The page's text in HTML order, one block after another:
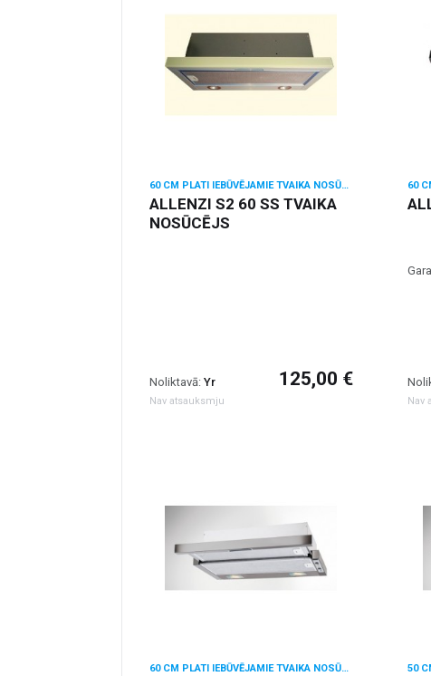
60 CM PLATI IEBŪVĒJAMIE TVAIKA NOSŪCĒJI
ALLENZI S2 60 SS TVAIKA
NOSŪCĒJS
Noliktavā: Yr
Nav atsauksmju
125,00 €
Nav
60 CM PLATI IEBŪVĒJAMIE TVAIKA NOSŪCĒJI